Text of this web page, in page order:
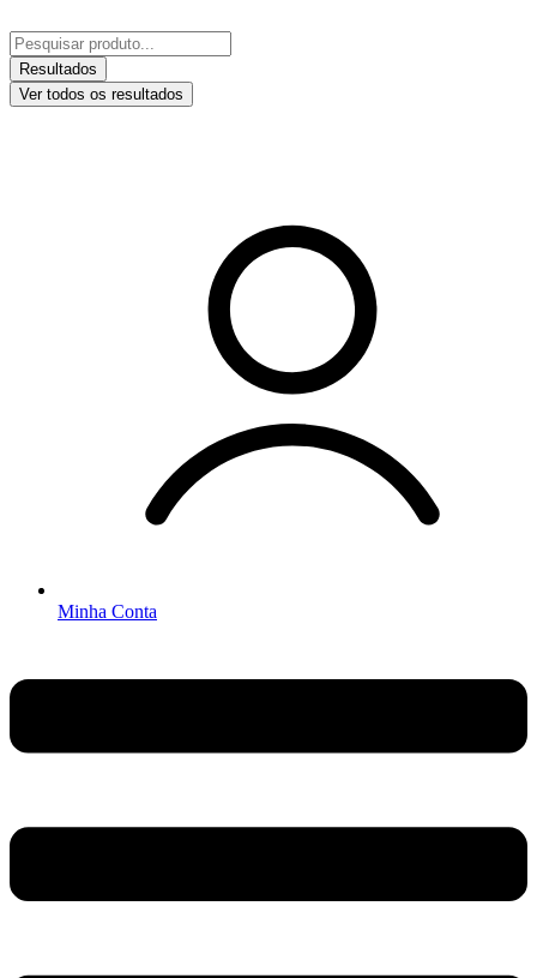
para
o
conteúdo
Pesquisar
...Resultados
Ver todos os resultados
Minha Conta